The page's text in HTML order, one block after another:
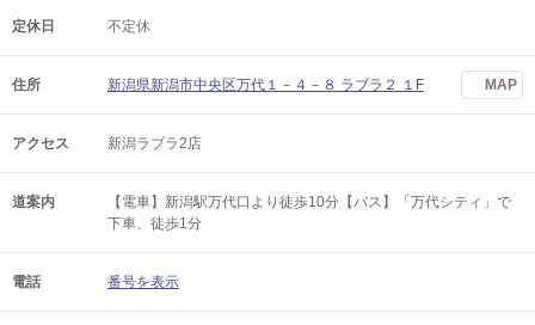
定休日 不定休
住所 新潟県新潟市中央区万代１－４－８ ラブラ２ １F MAP
アクセス 新潟ラブラ2店
道案内
【電車】新潟駅万代口より徒歩10分【バス】「万代シティ」で
下車、徒歩1分
電話 番号を表示